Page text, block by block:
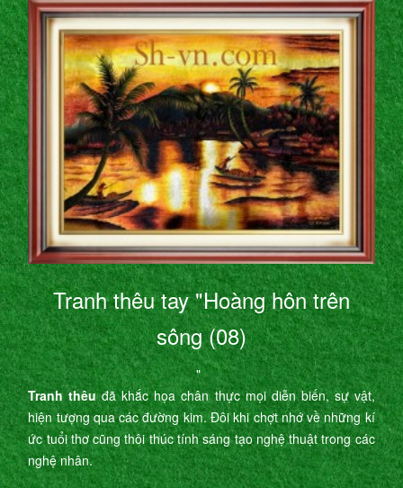
Tranh thêu tay "Hoàng hôn trên
sông (08)
"
Tranh thêuđã khắc họa chân thực mọi diễn biến, sự vật,
hiện tượng qua các đường kim. Đôi khi chợt nhớ về những kí
ức tuổi thơ cũng thôi thúc tính sáng tạo nghệ thuật trong các
nghệ nhân.